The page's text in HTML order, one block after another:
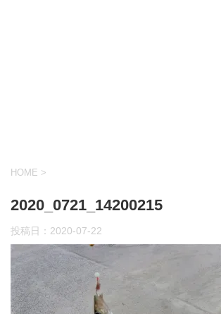
HOME >
2020_0721_14200215
投稿日： 2020-07-22